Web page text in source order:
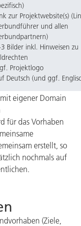
zur Projektwebsite(s)
und allen
Bilder inkl. Hinweisen zu
Projektlogo
Deutsch (und ggf.
eigener Domain
für das Vorhaben
erstellt, so
nochmals auf
(Ziele,